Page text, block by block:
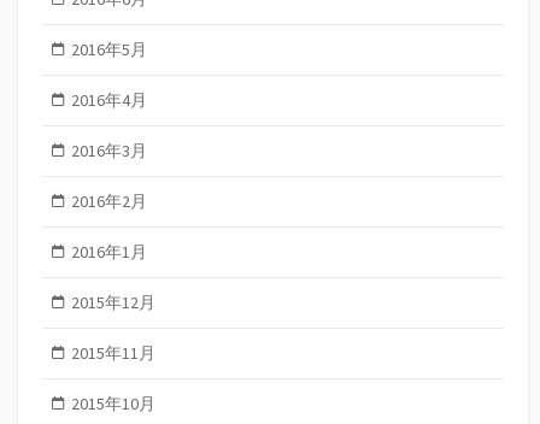
2016年5月
2016年4月
2016年3月
2016年2月
2016年1月
2015年12月
2015年11月
2015年10月